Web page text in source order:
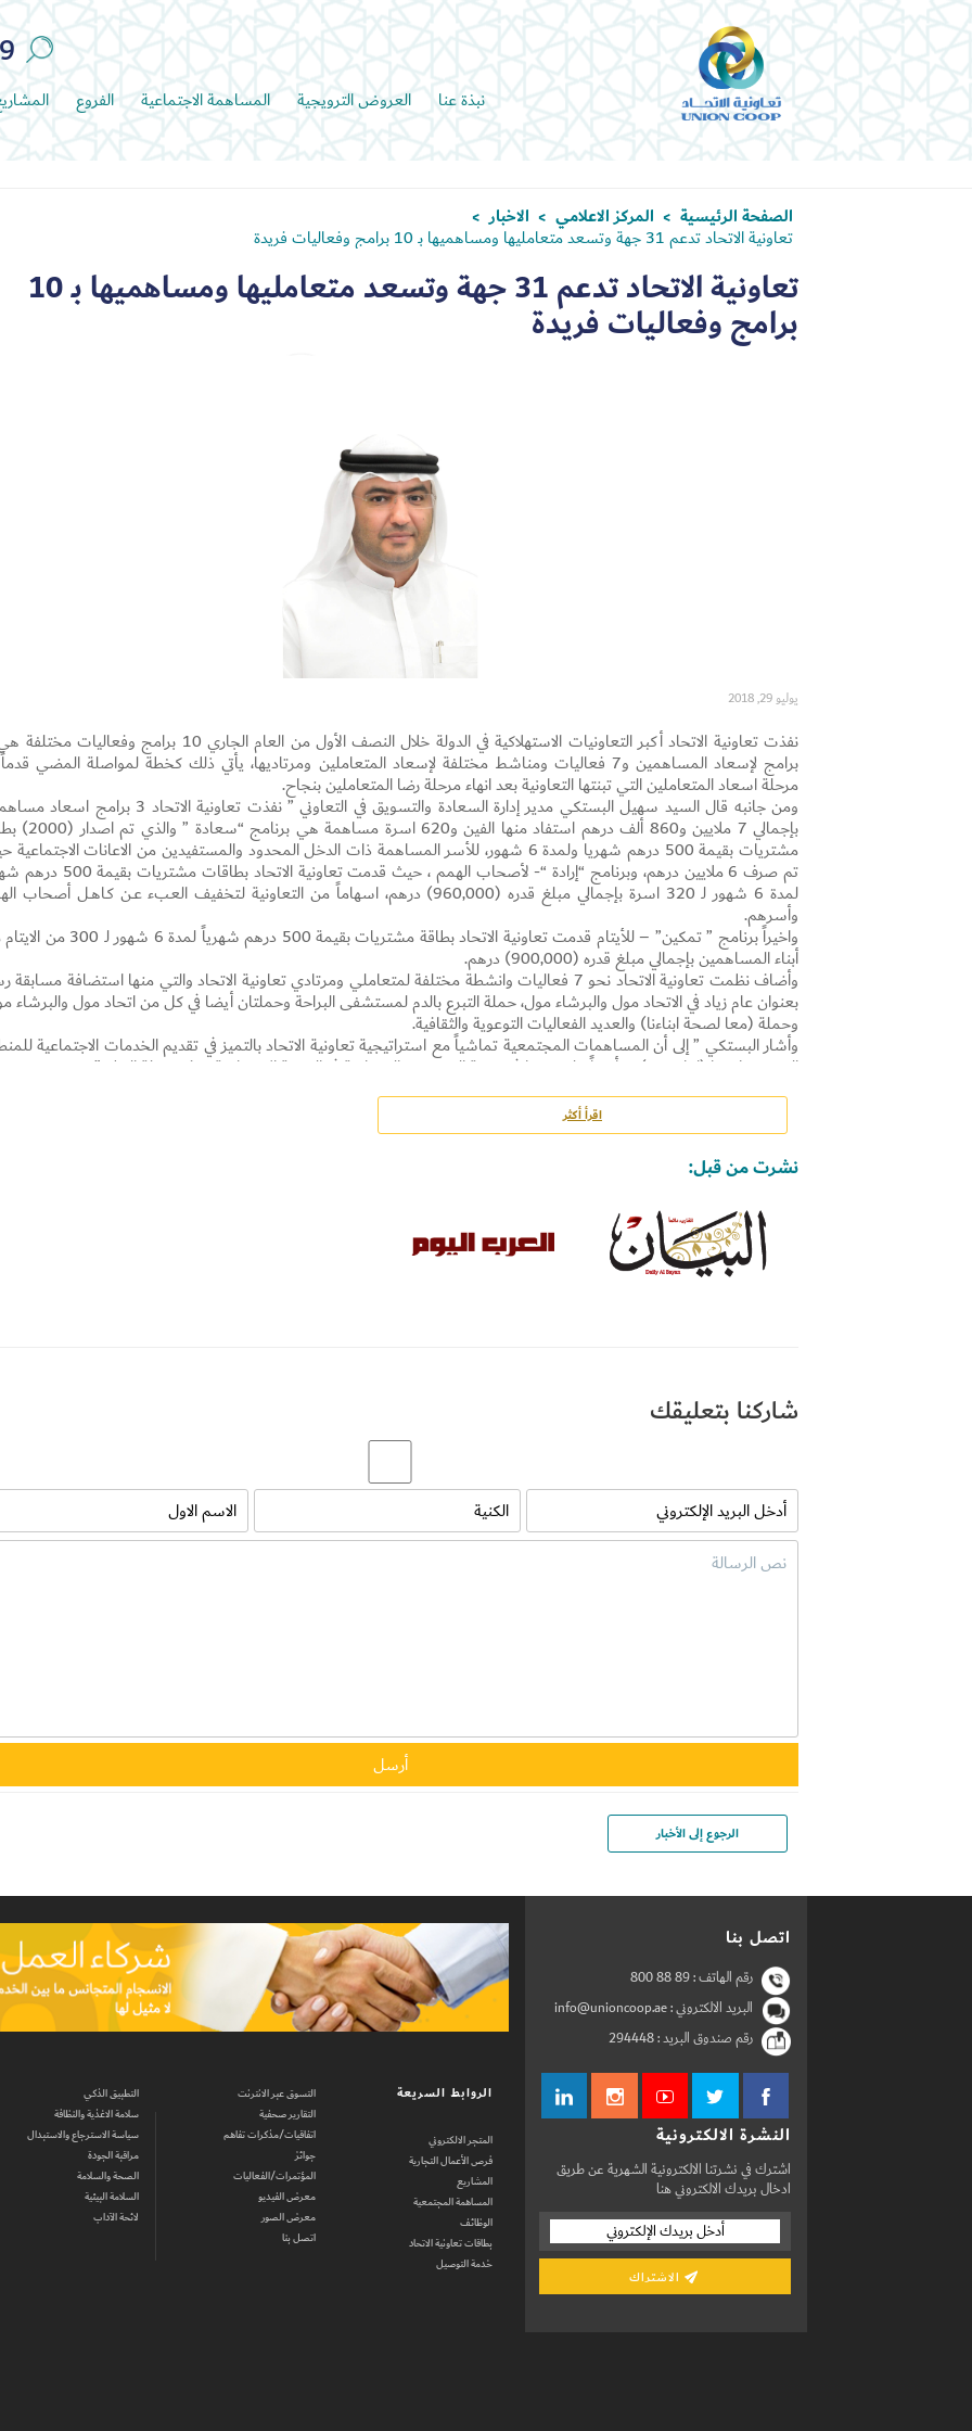
نبذة عنا العروض الترويجية المساهمة الاجتماعية الفروع
الصفحة الرئيسية > المركز الاعلامي > الاخبار >
تعاونية الاتحاد تدعم 31 جهة وتسعد متعامليها ومساهميها بـ 10 برامج وفعاليات فريدة
تعاونية الاتحاد تدعم 31 جهة وتسعد متعامليها ومساهميها بـ 10
برامج وفعاليات فريدة
يوليو 29, 2018
برامج لإسعاد المساهمين و7 فعاليات ومناشط مختلفة لإسعاد المتعاملين ومرتاديها، يأتي ذلك كخطة لمواصلة المضي
مرحلة اسعاد المتعاملين التي تبنتها التعاونية بعد انهاء مرحلة رضا المتعاملين بنجاح.
ومن جانبه قال السيد سهيل البستكي مدير إدارة السعادة والتسويق في التعاوني ” نفذت تعاونية الاتحاد 3
بإجمالي 7 ملايين و860 ألف درهم استفاد منها الفين و620
مشتريات بقيمة 500 درهم شهريا ولمدة 6 شهور، للأسر المساهمة ذات الدخل المحدود والمستفيدين من الاعانات
تم صرف 6 ملايين درهم، وبرنامج “إرادة “- لأصحاب الهمم ، حيث قدمت تعاونية الاتحاد
لمدة 6 شهور لـ 320 اسرة بإجمالي مبلغ قدره (960,000) درهم، اسهاماً من التعاونية لـتخفيف العـبء عــن كـاهــل
وأسرهم.
واخيراً برنامج ” تمكين” – للأيتام قدمت تعاونية الاتحاد بطاقة مشتريات بقيمة 500 درهم
أبناء المساهمين بإجمالي مبلغ قدره (900,000) درهم.
وأضاف نظمت تعاونية الاتحاد نحو 7 فعاليات وانشطة مختلفة لمتعاملي ومرتادي تعاونية الاتحاد والتي منها استضافة
بعنوان عام زياد في الاتحاد مول والبرشاء مول، حملة التبرع بالدم لمستشفى البراحة وحملتان أيضا في كل من اتحاد مول والبرشاء
وحملة (معا لصحة ابناءنا) والعديد الفعاليات التوعوية والثقافية.
وأشار البستكي ” إلى أن المساهمات المجتمعية تماشياً مع استراتيجية تعاونية الاتحاد بالتميز في تقديم الخدمات الاجتماعية
التي تعمل بها (إمارة دبي)، وتأكيداً على دورنا في خدمة المجتمع والمشاركة في التنمية الاجتماعية ودفع عجلة التطور”.
دبي الدولية للقرآن الكريم، و مؤسسة كوتوبيا للمسؤولية الاجتماعية، و معرض الإمارات للوظائف، ومشروع بلدية دبي ( تأثيث فلل
الدخل المحدود)، و مؤسسة الجليلة، ومشروع مؤسسة الشيخ خليفه بن زايد آل نهيان للأعمال الإنسانية، و جمعية الإمارات
وأضاف، تأتي تماشياً مع استراتيجية تعاونية الاتحاد في نشر التوعية الاجتماعية في المجتمع ونشر الثقافة البناءة وذلك لدعم
الاجتماعي المتماسك ورفع المستوى الثقافي حيث تقوم التعاونية برعاية الحملات التسويقية والتوعوية الخاصة بالوزارات
الحكومية والخاصة من خلال طباعة شعار الحملات التوعوية على أكياس التسوق أو وضع كاونتر للترويج عن الحملات في
والفروع التابعة للتعاونية أو من خلال عرض شعار هذه الحملات على شاشات نقاط البيع في فروع التعاونية.
اقرأ أكثر
نشرت من قبل:
شاركنا بتعليقك
الرجوع إلى الأخبار
اتصل بنا
رقم الهاتف :800 88 89
البريد الالكتروني : info@unioncoop.ae
رقم صندوق البريد :294448
النشرة الالكترونية
اشترك في نشرتنا الالكترونية الشهرية عن طريق
ادخال بريدك الالكتروني هنا
الروابط السريعة
المتجر الالكتروني
فرص الأعمال التجارية
المشاريع
المساهمة المجتمعية
الوظائف
بطاقات تعاونية الاتحاد
خدمة التوصيل
التسوق عبر الانترنت
التقارير صحفية
اتفاقيات/مذكرات تفاهم
جوائز
المؤتمرات/الفعاليات
معرض الفيديو
معرض الصور
اتصل بنا
التطبيق الذكي
سلامة الاغذية والنظافة
سياسة الاسترجاع والاستبدال
مراقبة الجودة
الصحة والسلامة
السلامة البيئية
لائحة الآداب
Set Youtube Channel ID